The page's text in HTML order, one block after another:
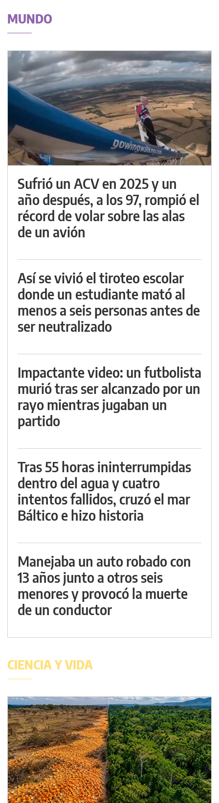
MUNDO
Sufrió un ACV en 2025 y un
año después, a los 97, rompió el
récord de volar sobre las alas
de un avión
Así se vivió el tiroteo escolar
donde un estudiante mató al
menos a seis personas antes de
ser neutralizado
Impactante video: un futbolista
murió tras ser alcanzado por un
rayo mientras jugaban un
partido
Tras 55 horas ininterrumpidas
dentro del agua y cuatro
intentos fallidos, cruzó el mar
Báltico e hizo historia
Manejaba un auto robado con
13 años junto a otros seis
menores y provocó la muerte
de un conductor
CIENCIA Y VIDA